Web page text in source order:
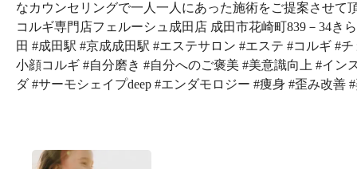
なカウンセリングで一人一人にあった施術をご提案させて
コルギ専門店フェルーシュ成田店 成田市花崎町839－34き
田 #成田駅 #京成成田駅 #エステサロン #エステ #コルギ #
小顔コルギ #自分磨き #自分へのご褒美 #美意識向上 #イ
ダ #サーモシェイプdeep #エンダモロジー #痩身 #歪み改善